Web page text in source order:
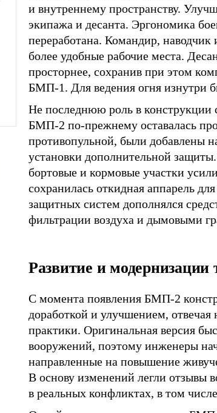
и внутреннему пространству.
экипажа и десанта. Эргономика
переработана. Командир,
более удобные рабочие места.
просторнее, сохранив при этом
БМП-1. Для ведения огня изнутри
Не последнюю роль в конструкции
БМП-2 по-прежнему оставалась
противопульной, были добавлены
установки дополнительной
бортовые и кормовые участки
сохранилась откидная аппарель
защитных систем дополнялся
фильтрации воздуха и дымовыми
Развитие и модернизации
С момента появления БМП-2
доработкой и улучшением,
практики. Оригинальная версия
вооружений, поэтому инженеры
направленные на повышение
В основу изменений легли отзывы
в реальных конфликтах, в том